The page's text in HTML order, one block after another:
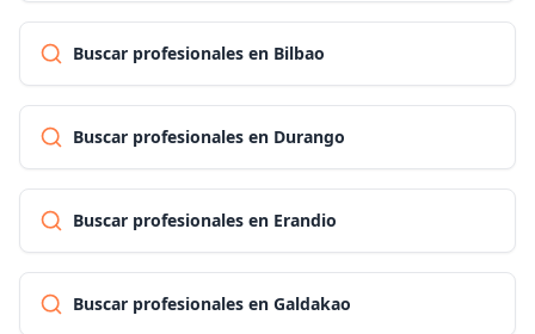
Buscar profesionales en Bilbao
Buscar profesionales en Durango
Buscar profesionales en Erandio
Buscar profesionales en Galdakao